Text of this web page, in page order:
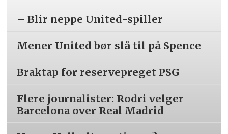
– Blir neppe United-spiller
Mener United bør slå til på Spence
Braktap for reservepreget PSG
Flere journalister: Rodri velger
Barcelona over Real Madrid